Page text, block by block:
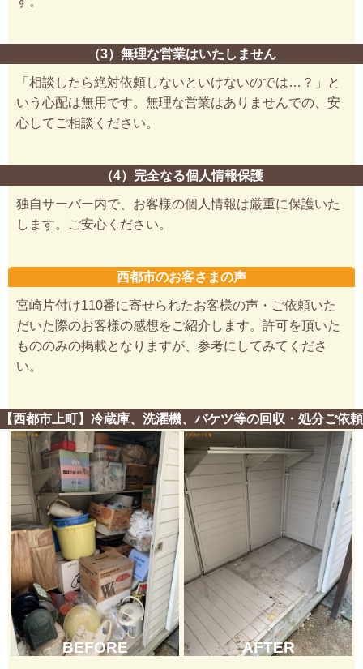
（3）無理な営業はいたしません
「相談したら絶対依頼しないといけないのでは…？」と
いう心配は無用です。無理な営業はありませんでの、安
心してご相談ください。
（4）完全なる個人情報保護
独自サーバー内で、お客様の個人情報は厳重に保護いた
します。ご安心ください。
西都市のお客さまの声
宮崎片付け110番に寄せられたお客様の声・ご依頼いた
だいた際のお客様の感想をご紹介します。許可を頂いた
もののみの掲載となりますが、参考にしてみてくださ
い。
【西都市上町】冷蔵庫、洗濯機、バケツ等の回収・処分ご依頼
BEFORE AFTER